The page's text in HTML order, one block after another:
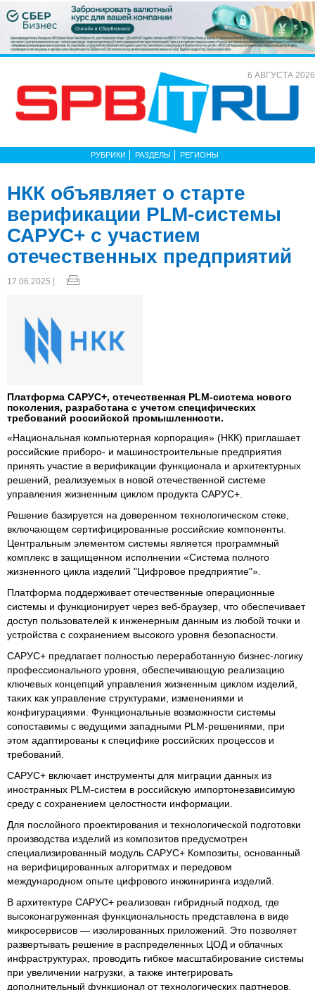
6 АВГУСТА 2026
РУБРИКИ РАЗДЕЛЫ РЕГИОНЫ
НКК объявляет о старте
верификации PLM-системы
САРУС+ с участием
отечественных предприятий
17.06.2025 |
Платформа САРУС+, отечественная PLM-система нового
поколения, разработана с учетом специфических
требований российской промышленности.
«Национальная компьютерная корпорация» (НКК) приглашает
российские приборо- и машиностроительные предприятия
принять участие в верификации функционала и архитектурных
решений, реализуемых в новой отечественной системе
управления жизненным циклом продукта САРУС+.
Решение базируется на доверенном технологическом стеке,
включающем сертифицированные российские компоненты.
Центральным элементом системы является программный
комплекс в защищенном исполнении «Система полного
жизненного цикла изделий "Цифровое предприятие"».
Платформа поддерживает отечественные операционные
системы и функционирует через веб-браузер, что обеспечивает
доступ пользователей к инженерным данным из любой точки и
устройства с сохранением высокого уровня безопасности.
САРУС+ предлагает полностью переработанную бизнес-логику
профессионального уровня, обеспечивающую реализацию
ключевых концепций управления жизненным циклом изделий,
таких как управление структурами, изменениями и
конфигурациями. Функциональные возможности системы
сопоставимы с ведущими западными PLM-решениями, при
этом адаптированы к специфике российских процессов и
требований.
САРУС+ включает инструменты для миграции данных из
иностранных PLM-систем в российскую импортонезависимую
среду с сохранением целостности информации.
Для послойного проектирования и технологической подготовки
производства изделий из композитов предусмотрен
специализированный модуль САРУС+ Композиты, основанный
на верифицированных алгоритмах и передовом
международном опыте цифрового инжиниринга изделий.
В архитектуре САРУС+ реализован гибридный подход, где
высоконагруженная функциональность представлена в виде
микросервисов — изолированных приложений. Это позволяет
развертывать решение в распределенных ЦОД и облачных
инфраструктурах, проводить гибкое масштабирование системы
при увеличении нагрузки, а также интегрировать
дополнительный функционал от технологических партнеров.